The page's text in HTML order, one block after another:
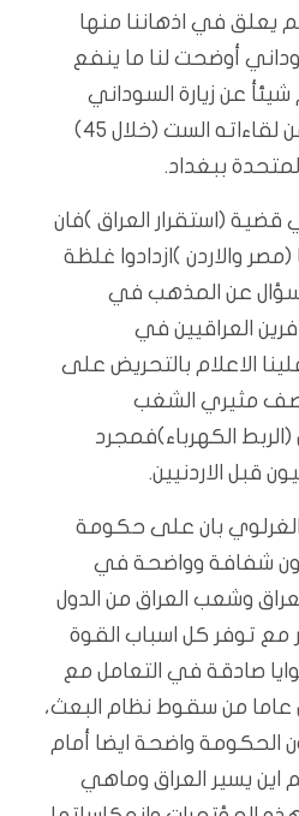
يعلق في اذهاننا منها
أوضحت لنا ما ينفع
عن زيارة السوداني
للاردن ولا للكويت ولا عن لقاءاته الست (خلال 45)
ببغداد.
قضية (استقرار العراق )فان
(مصر والاردن )ازدادوا غلظة
عن المذهب في
العراقيين في
الاعلام بالتحريض على
صف مثيري الشغب
الكهرباء)فمجرد
قبل الاردنيين.
بان على حكومة
شفافة وواضحة في
وشعب العراق من الدول
مع توفر كل اسباب القوة
صادقة في التعامل مع
عاما من سقوط نظام البعث،
الحكومة واضحة ايضا أمام
اين يسير العراق وماهي